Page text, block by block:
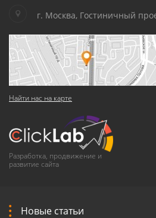
г. Москва, Гостиничный
Найти нас на карте
Разработка, продвижение и
развитие сайта
Новые статьи